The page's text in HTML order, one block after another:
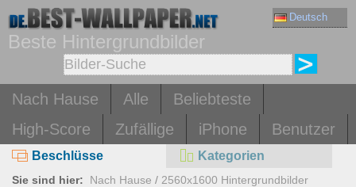
Deutsch
Beste Hintergrundbilder
Nach Hause Alle
Beliebteste
High-Score
Zufällige iPhone Benutzer
Beschlüsse Kategorien
Sie sind hier: Nach Hause / 2560x1600 Hintergrundbilder